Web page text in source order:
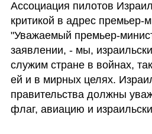
Ассоциация пилотов
критикой в адрес премьер-
"Уважаемый премьер-
заявлении, - мы,
служим стране в войнах,
ей и в мирных целях.
правительства должны
флаг, авиацию и